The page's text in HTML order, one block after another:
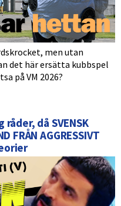
men utan
det här ersätta kubbspel
på VM 2026?
då SVENSK
FRÅN AGGRESSIVT